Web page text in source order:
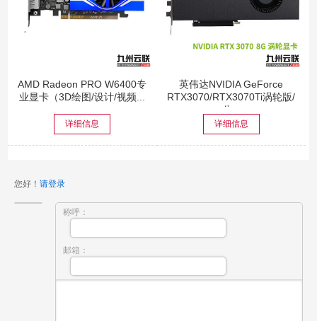
AMD Radeon PRO W6400专
业显卡（3D绘图/设计/视频...
详细信息
英伟达NVIDIA GeForce
RTX3070/RTX3070Ti涡轮版/
公...
详细信息
您好！ 请登录
称呼：
邮箱：